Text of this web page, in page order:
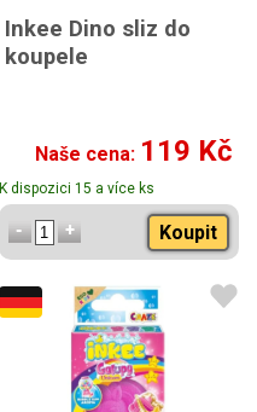
Inkee Dino sliz do
koupele
Naše cena: 119 Kč
K dispozici 15 a více ks
Koupit